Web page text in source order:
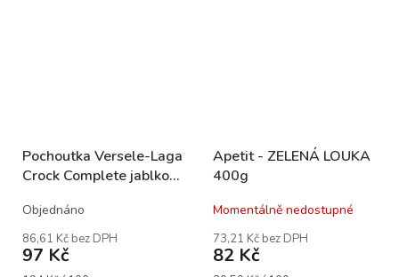
Pochoutka Versele-Laga
Crock Complete jablko
Objednáno
86,61 Kč bez DPH
97 Kč
Apetit - ZELENÁ LOUKA
400g
Momentálně nedostupné
73,21 Kč bez DPH
82 Kč